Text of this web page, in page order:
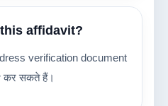
affidavit?
verification document
कर सकते हैं।